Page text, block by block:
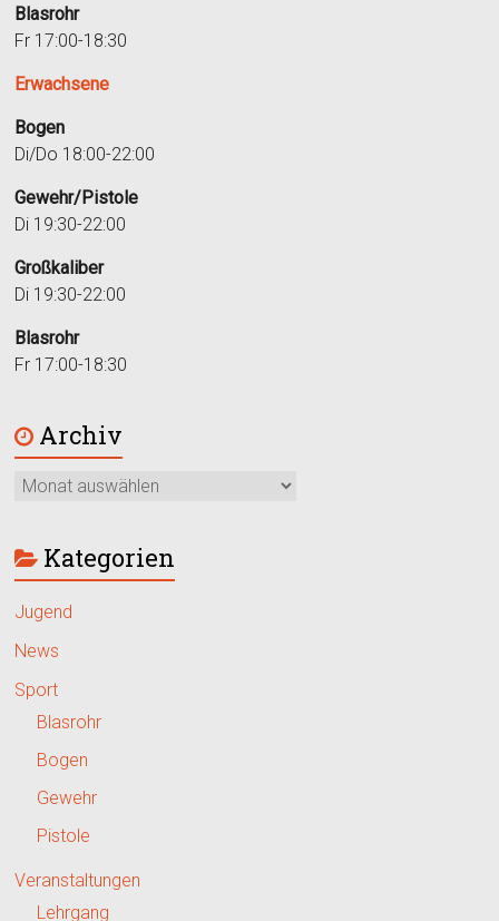
Blasrohr
Fr 17:00-18:30
Erwachsene
Bogen
Di/Do 18:00-22:00
Gewehr/Pistole
Di 19:30-22:00
Großkaliber
Di 19:30-22:00
Blasrohr
Fr 17:00-18:30
Archiv
Kategorien
Jugend
News
Sport
Blasrohr
Bogen
Gewehr
Pistole
Veranstaltungen
Lehrgang